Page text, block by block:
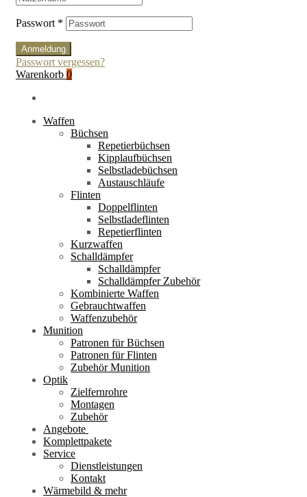
Passwort *
Anmeldung
Passwort vergessen?
Warenkorb 0
Waffen
Büchsen
Repetierbüchsen
Kipplaufbüchsen
Selbstladebüchsen
Austauschläufe
Flinten
Doppelflinten
Selbstladeflinten
Repetierflinten
Kurzwaffen
Schalldämpfer
Schalldämpfer
Schalldämpfer Zubehör
Kombinierte Waffen
Gebrauchtwaffen
Waffenzubehör
Munition
Patronen für Büchsen
Patronen für Flinten
Zubehör Munition
Optik
Zielfernrohre
Montagen
Zubehör
Angebote
Komplettpakete
Service
Dienstleistungen
Kontakt
Wärmebild & mehr